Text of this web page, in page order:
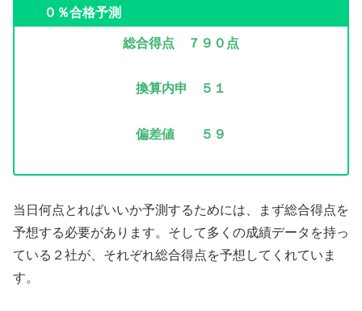
０％合格予測
総合得点 ７９０点
換算内申 ５１
偏差値 ５９
当日何点とればいいか予測するためには、まず総合得点を
予想する必要があります。そして多くの成績データを持っ
ている２社が、それぞれ総合得点を予想してくれていま
す。